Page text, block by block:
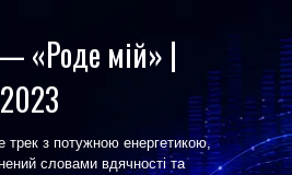
«Роде мій» |
з потужною енергетикою,
словами вдячності та